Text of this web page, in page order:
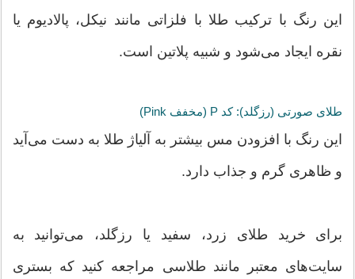
این رنگ با ترکیب طلا با فلزاتی مانند نیکل، پالادیوم یا
نقره ایجاد می‌شود و شبیه پلاتین است.
طلای صورتی (رزگلد): کد P (مخفف Pink)
این رنگ با افزودن مس بیشتر به آلیاژ طلا به دست می‌آید
و ظاهری گرم و جذاب دارد.
برای خرید طلای زرد، سفید یا رزگلد، می‌توانید به
سایت‌های معتبر مانند طلاسی مراجعه کنید که بستری